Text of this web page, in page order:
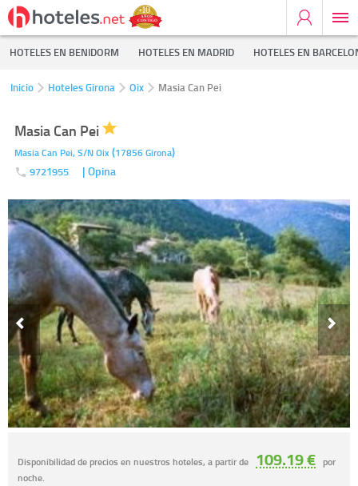
HOTELES EN BENIDORM HOTELES EN MADRID HOTELES EN
Inicio Hoteles Girona Oix Masia Can Pei
Masia Can Pei
Masia Can Pei, S/NOix (17856Girona)
9721955 | Opina
Disponibilidad de precios en nuestros hoteles, a partir de 109.19 € por
noche.